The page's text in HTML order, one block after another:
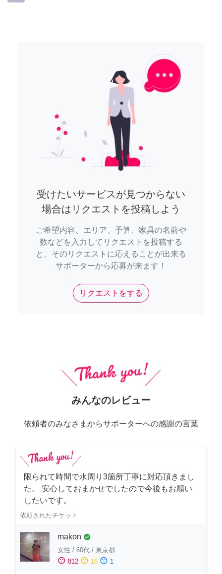
受けたいサービスが見つからない
場合はリクエストを投稿しよう
ご希望内容、エリア、予算、家具の名前や
数などを入力してリクエストを投稿する
と、そのリクエストに応えることが出来る
サポーターから応募が来ます！
リクエストをする
みんなのレビュー
依頼者のみなさまからサポーターへの感謝の言葉
限られて時間で水周り3箇所丁寧に対応頂きまし
た。 安心しておまかせでしたので今後もお願い
したいです。
依頼されたチケット
makon check_circle
女性 / 60代 / 東京都
sentiment_satisfied 812 sentiment_neutral 16 sentiment_dissatisfied 1